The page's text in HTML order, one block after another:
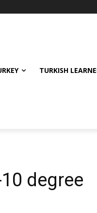
TURKISH
degree